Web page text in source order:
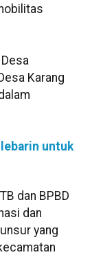
Karang
untuk
dan BPBD
dan
yang